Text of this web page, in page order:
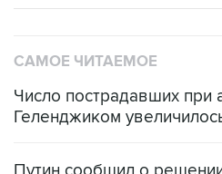
Число пострадавших при
Путин сообщил о